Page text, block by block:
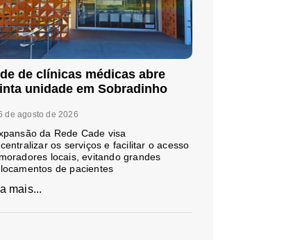
de clínicas médicas abre
unidade em Sobradinho
de agosto de 2026
da Rede Cade visa
os serviços e facilitar o acesso
locais, evitando grandes
de pacientes
mais...